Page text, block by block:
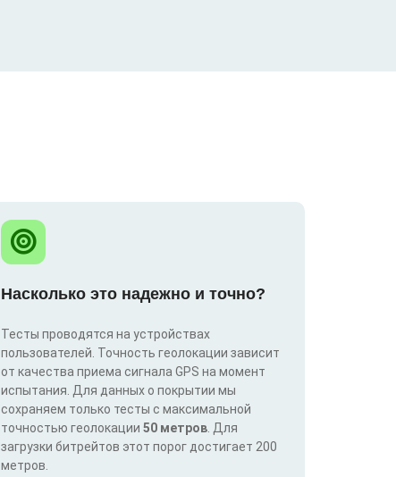
Насколько это надежно и точно?
Тесты проводятся на устройствах
пользователей. Точность геолокации зависит
от качества приема сигнала GPS на момент
испытания. Для данных о покрытии мы
сохраняем только тесты с максимальной
точностью геолокации 50 метров . Для
загрузки битрейтов этот порог достигает 200
метров.